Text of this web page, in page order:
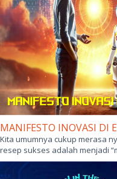
MANIFESTO INOVASI DI
Kita umumnya cukup merasa
resep sukses adalah menjadi